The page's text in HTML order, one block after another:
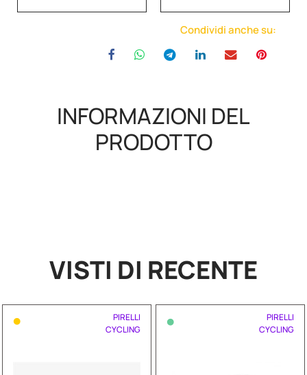
Condividi anche su:
INFORMAZIONI DEL
PRODOTTO
VISTI DI RECENTE
•
PIRELLI
CYCLING
•
PIRELLI
CYCLING